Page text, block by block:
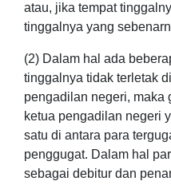
atau, jika tempat
tinggalnya yang
(2) Dalam hal ada
tinggalnya tidak terletak
pengadilan negeri, maka
ketua pengadilan negeri
satu di antara para
penggugat. Dalam hal
sebagai debitur dan